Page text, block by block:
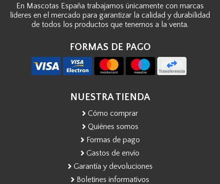
En Mascotas España trabajamos únicamente con marcas
líderes en el mercado para garantizar la calidad y durabilidad
de todos los productos que tenemos a la venta.
FORMAS DE PAGO
NUESTRA TIENDA
Cómo comprar
Quiénes somos
Formas de pago
Gastos de envío
Garantía y devoluciones
Boletines informativos